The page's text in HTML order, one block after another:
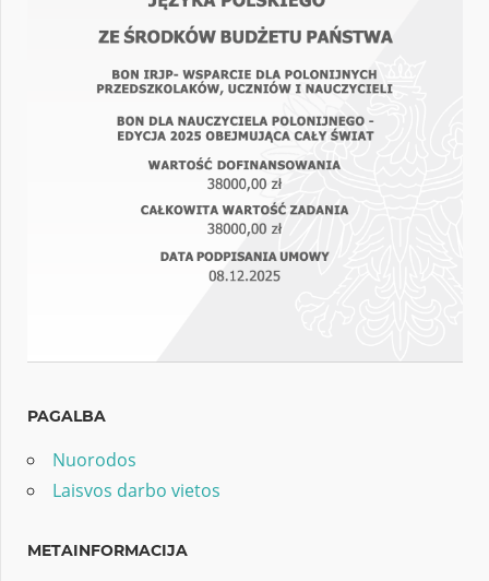
PAGALBA
Nuorodos
Laisvos darbo vietos
METAINFORMACIJA